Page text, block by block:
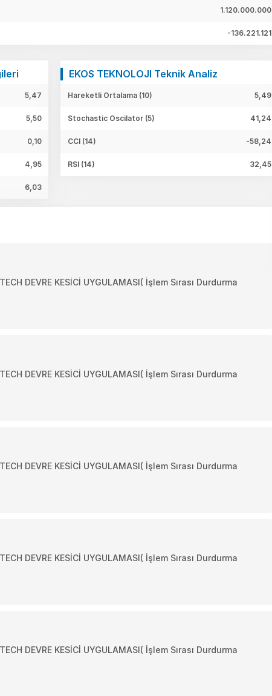
1.120.000.000
-136.221.121
5,47
5,50
0,10
4,95
6,03
EKOS TEKNOLOJI Teknik Analiz
Hareketli Ortalama (10) 5,49
Stochastic Oscilator (5) 41,24
CCI (14) -58,24
RSI (14) 32,45
DEVRE KESİCİ UYGULAMASI( İşlem Sırası Durdurma
DEVRE KESİCİ UYGULAMASI( İşlem Sırası Durdurma
DEVRE KESİCİ UYGULAMASI( İşlem Sırası Durdurma
DEVRE KESİCİ UYGULAMASI( İşlem Sırası Durdurma
DEVRE KESİCİ UYGULAMASI( İşlem Sırası Durdurma